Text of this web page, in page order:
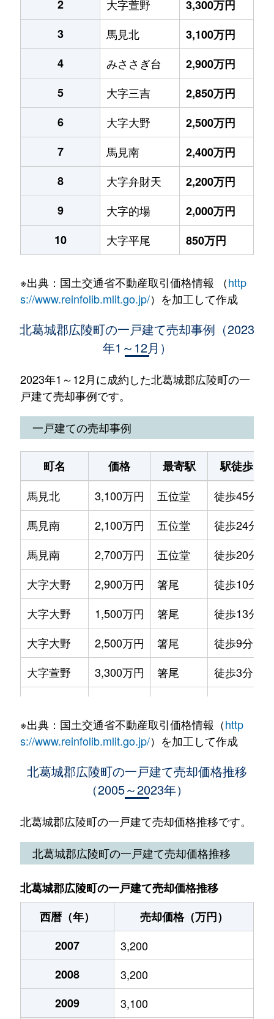
2
大字萱野
3,300万円
3
馬見北
3,100万円
4
みささぎ台
2,900万円
5
大字三吉
2,850万円
6
大字大野
2,500万円
7
馬見南
2,400万円
8
大字弁財天
2,200万円
9
大字的場
2,000万円
10
大字平尾 850万円
※出典：国土交通省不動産取引価格情報 （http
s://www.reinfolib.mlit.go.jp/）を加工して作成
北葛城郡広陵町の一戸建て売却事例（2023
年1～12月）
2023年1～12月に成約した北葛城郡広陵町の一
戸建て売却事例です。
一戸建ての売却事例
町名 価格 最寄駅 駅徒歩
馬見北
3,100万円 五位堂 徒歩45分
馬見南
2,100万円 五位堂 徒歩24分
馬見南
2,700万円 五位堂 徒歩20分
大字大野
2,900万円 箸尾 徒歩10分
大字大野
1,500万円 箸尾 徒歩13分
大字大野
2,500万円 箸尾 徒歩9分
大字萱野
3,300万円 箸尾 徒歩3分
大字疋相
4,900万円 五位堂 徒歩45分
3,900万円 五位堂
大字平尾
600万円 大和高田 徒歩45分
大字平尾
1,100万円 大和高田 徒歩45分
大字弁財天
2,000万円 箸尾 徒歩10分
大字弁財天
2,200万円 箸尾 徒歩10分
みささぎ台
※出典：国土交通省不動産取引価格情報（http
s://www.reinfolib.mlit.go.jp/）を加工して作成
北葛城郡広陵町の一戸建て売却価格推移
（2005～2023年）
北葛城郡広陵町の一戸建て売却価格推移です。
北葛城郡広陵町の一戸建て売却価格推移
北葛城郡広陵町の一戸建て売却価格推移
西暦（年）
売却価格（万円）
2007
3,200
2008
3,200
2009
3,100